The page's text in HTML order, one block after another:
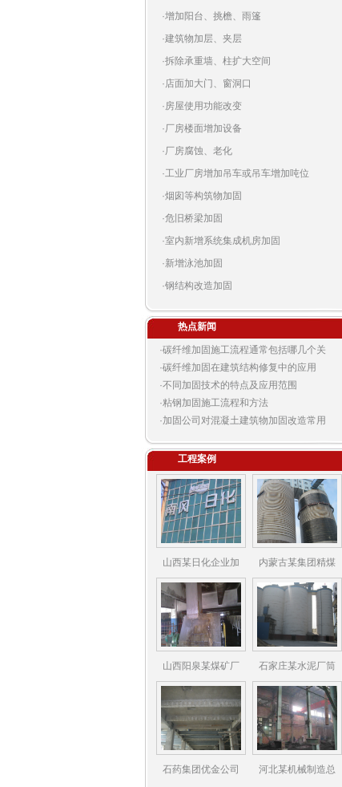
·增加阳台、挑檐、雨篷
·建筑物加层、夹层
·拆除承重墙、柱扩大空间
·店面加大门、窗洞口
·房屋使用功能改变
·厂房楼面增加设备
·厂房腐蚀、老化
·工业厂房增加吊车或吊车增加吨位
·烟囱等构筑物加固
·危旧桥梁加固
·室内新增系统集成机房加固
·新增泳池加固
·钢结构改造加固
热点新闻
·碳纤维加固施工流程通常包括哪几个关
·碳纤维加固在建筑结构修复中的应用
·不同加固技术的特点及应用范围
·粘钢加固施工流程和方法
·加固公司对混凝土建筑物加固改造常用
工程案例
山西某日化企业加 内蒙古某集团精煤
山西阳泉某煤矿厂 石家庄某水泥厂筒
石药集团优金公司 河北某机械制造总